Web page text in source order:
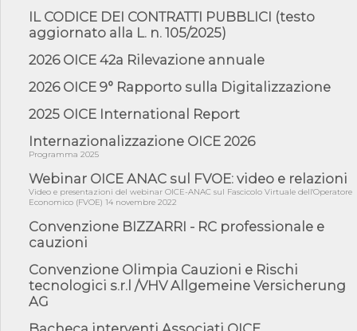
di Reg...
05/08/26 - Lettera OICE per il bando della Giunta Regionale della
per ...
COP31, An...
04/08/26 - CdS, project financing: progetto di fattibilità da
impugnar...
04/08/26 - Rapporto Anac corruzione 2020-2026: procedimenti
penali per ...
04/08/26 - CdS: partecipazione alla gara non equivale ad
acquiescenza r...
04/08/26 - DL Infrastrutture approvato alla Camera, passa ora al
03/08/26 - TAR Piemonte: RUP può avvalersi di consulente
esterno per v...
aggiudicazioni e...
IL CODICE DEI CONTRATTI PUBBLICI (testo
aggiornato alla L. n. 105/2025)
2026 OICE 42a Rilevazione annuale
2026 OICE 9° Rapporto sulla Digitalizzazione
2025 OICE International Report
Internazionalizzazione OICE 2026
Programma 2025
Webinar OICE ANAC sul FVOE: video e relazioni
Video e presentazioni del webinar OICE-ANAC sul Fascicolo Virtuale dell'Operatore
Economico (FVOE) 14 novembre 2022
Convenzione BIZZARRI - RC professionale e
cauzioni
Convenzione Olimpia Cauzioni e Rischi
tecnologici s.r.l /VHV Allgemeine Versicherung
AG